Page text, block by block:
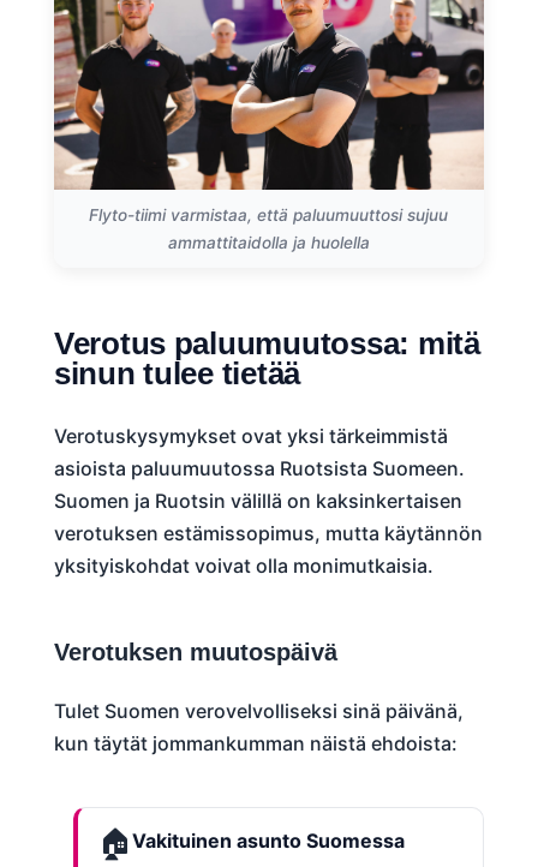
Flyto-tiimi varmistaa, että paluumuuttosi sujuu
ammattitaidolla ja huolella
Verotus paluumuutossa: mitä
sinun tulee tietää
Verotuskysymykset ovat yksi tärkeimmistä
asioista paluumuutossa Ruotsista Suomeen.
Suomen ja Ruotsin välillä on kaksinkertaisen
verotuksen estämissopimus, mutta käytännön
yksityiskohdat voivat olla monimutkaisia.
Verotuksen muutospäivä
Tulet Suomen verovelvolliseksi sinä päivänä,
kun täytät jommankumman näistä ehdoista:
🏠 Vakituinen asunto Suomessa